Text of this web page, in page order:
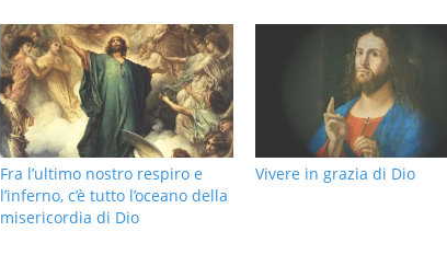
Fra l’ultimo nostro respiro e
l’inferno, c’è tutto l’oceano della
misericordia di Dio
Vivere in grazia di Dio